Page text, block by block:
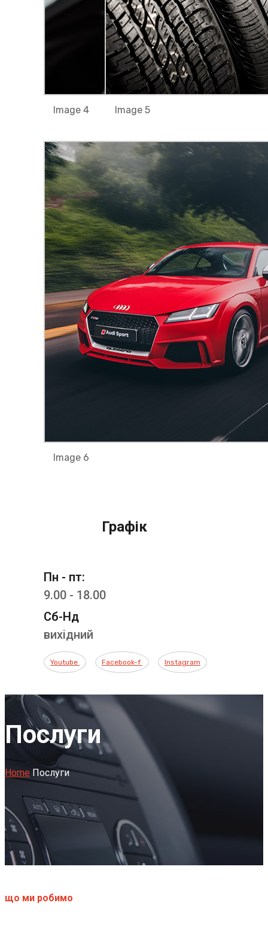
Image 4 Image 5
Image 6
Графік
Пн - пт:
9.00 - 18.00
Сб-Нд
вихідний
Youtube Facebook-f Instagram
Послуги
Home Послуги
що ми робимо